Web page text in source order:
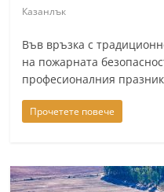
Казанлък
Във връзка с
на пожарната
професионалния
Прочетете повече